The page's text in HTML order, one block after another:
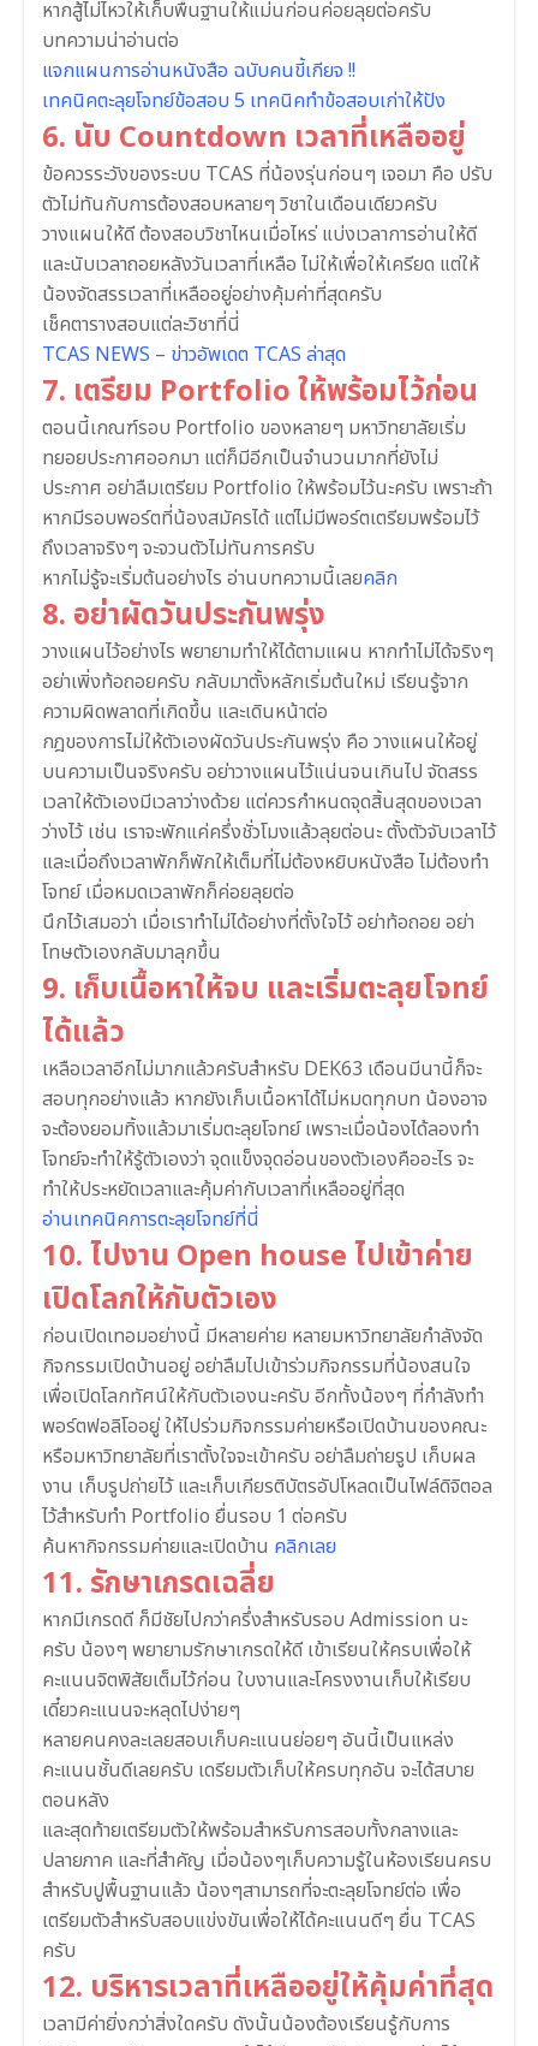
หากสู้ไม่ไหวให้เก็บพื้นฐานให้แม่นก่อนค่อยลุยต่อครับ
บทความน่าอ่านต่อ
แจกแผนการอ่านหนังสือ ฉบับคนขี้เกียจ !!
เทคนิคตะลุยโจทย์ข้อสอบ 5 เทคนิคทำข้อสอบเก่าให้ปัง
6. นับ Countdown เวลาที่เหลืออยู่
ข้อควรระวังของระบบ TCAS ที่น้องรุ่นก่อนๆ เจอมา คือ ปรับ
ตัวไม่ทันกับการต้องสอบหลายๆ วิชาในเดือนเดียวครับ
วางแผนให้ดี ต้องสอบวิชาไหนเมื่อไหร่ แบ่งเวลาการอ่านให้ดี
และนับเวลาถอยหลังวันเวลาที่เหลือ ไม่ให้เพื่อให้เครียด แต่ให้
น้องจัดสรรเวลาที่เหลืออยู่อย่างคุ้มค่าที่สุดครับ
เช็คตารางสอบแต่ละวิชาที่นี่
TCAS NEWS – ข่าวอัพเดต TCAS ล่าสุด
7. เตรียม Portfolio ให้พร้อมไว้ก่อน
ตอนนี้เกณฑ์รอบ Portfolio ของหลายๆ มหาวิทยาลัยเริ่ม
ทยอยประกาศออกมา แต่ก็มีอีกเป็นจำนวนมากที่ยังไม่
ประกาศ อย่าลืมเตรียม Portfolio ให้พร้อมไว้นะครับ เพราะถ้า
หากมีรอบพอร์ตที่น้องสมัครได้ แต่ไม่มีพอร์ตเตรียมพร้อมไว้
ถึงเวลาจริงๆ จะจวนตัวไม่ทันการครับ
หากไม่รู้จะเริ่มต้นอย่างไร อ่านบทความนี้เลยคลิก
8. อย่าผัดวันประกันพรุ่ง
วางแผนไว้อย่างไร พยายามทำให้ได้ตามแผน หากทำไม่ได้จริงๆ
อย่าเพิ่งท้อถอยครับ กลับมาตั้งหลักเริ่มต้นใหม่ เรียนรู้จาก
ความผิดพลาดที่เกิดขึ้น และเดินหน้าต่อ
กฎของการไม่ให้ตัวเองผัดวันประกันพรุ่ง คือ วางแผนให้อยู่
บนความเป็นจริงครับ อย่าวางแผนไว้แน่นจนเกินไป จัดสรร
เวลาให้ตัวเองมีเวลาว่างด้วย แต่ควรกำหนดจุดสิ้นสุดของเวลา
ว่างไว้ เช่น เราจะพักแค่ครึ่งชั่วโมงแล้วลุยต่อนะ ตั้งตัวจับเวลาไว้
และเมื่อถึงเวลาพักก็พักให้เต็มที่ไม่ต้องหยิบหนังสือ ไม่ต้องทำ
โจทย์ เมื่อหมดเวลาพักก็ค่อยลุยต่อ
นึกไว้เสมอว่า เมื่อเราทำไม่ได้อย่างที่ตั้งใจไว้ อย่าท้อถอย อย่า
โทษตัวเองกลับมาลุกขึ้น
9. เก็บเนื้อหาให้จบ และเริ่มตะลุยโจทย์
ได้แล้ว
เหลือเวลาอีกไม่มากแล้วครับสำหรับ DEK63 เดือนมีนานี้ก็จะ
สอบทุกอย่างแล้ว หากยังเก็บเนื้อหาได้ไม่หมดทุกบท น้องอาจ
จะต้องยอมทิ้งแล้วมาเริ่มตะลุยโจทย์ เพราะเมื่อน้องได้ลองทำ
โจทย์จะทำให้รู้ตัวเองว่า จุดแข็งจุดอ่อนของตัวเองคืออะไร จะ
ทำให้ประหยัดเวลาและคุ้มค่ากับเวลาที่เหลืออยู่ที่สุด
อ่านเทคนิคการตะลุยโจทย์ที่นี่
10. ไปงาน Open house ไปเข้าค่าย
เปิดโลกให้กับตัวเอง
ก่อนเปิดเทอมอย่างนี้ มีหลายค่าย หลายมหาวิทยาลัยกำลังจัด
กิจกรรมเปิดบ้านอยู่ อย่าลืมไปเข้าร่วมกิจกรรมที่น้องสนใจ
เพื่อเปิดโลกทัศน์ให้กับตัวเองนะครับ อีกทั้งน้องๆ ที่กำลังทำ
พอร์ตฟอลิโออยู่ ให้ไปร่วมกิจกรรมค่ายหรือเปิดบ้านของคณะ
หรือมหาวิทยาลัยที่เราตั้งใจจะเข้าครับ อย่าลืมถ่ายรูป เก็บผล
งาน เก็บรูปถ่ายไว้ และเก็บเกียรติบัตรอัปโหลดเป็นไฟล์ดิจิตอล
ไว้สำหรับทำ Portfolio ยื่นรอบ 1 ต่อครับ
ค้นหากิจกรรมค่ายและเปิดบ้าน คลิกเลย
11. รักษาเกรดเฉลี่ย
หากมีเกรดดี ก็มีชัยไปกว่าครึ่งสำหรับรอบ Admission นะ
ครับ น้องๆ พยายามรักษาเกรดให้ดี เข้าเรียนให้ครบเพื่อให้
คะแนนจิตพิสัยเต็มไว้ก่อน ใบงานและโครงงานเก็บให้เรียบ
เดี๋ยวคะแนนจะหลุดไปง่ายๆ
หลายคนคงละเลยสอบเก็บคะแนนย่อยๆ อันนี้เป็นแหล่ง
คะแนนชั้นดีเลยครับ เดรียมตัวเก็บให้ครบทุกอัน จะได้สบาย
ตอนหลัง
และสุดท้ายเตรียมตัวให้พร้อมสำหรับการสอบทั้งกลางและ
ปลายภาค และที่สำคัญ เมื่อน้องๆเก็บความรู้ในห้องเรียนครบ
สำหรับปูพื้นฐานแล้ว น้องๆสามารถที่จะตะลุยโจทย์ต่อ เพื่อ
เตรียมตัวสำหรับสอบแข่งขันเพื่อให้ได้คะแนนดีๆ ยื่น TCAS
ครับ
12. บริหารเวลาที่เหลืออยู่ให้คุ้มค่าที่สุด
เวลามีค่ายิ่งกว่าสิ่งใดครับ ดังนั้นน้องต้องเรียนรู้กับการ